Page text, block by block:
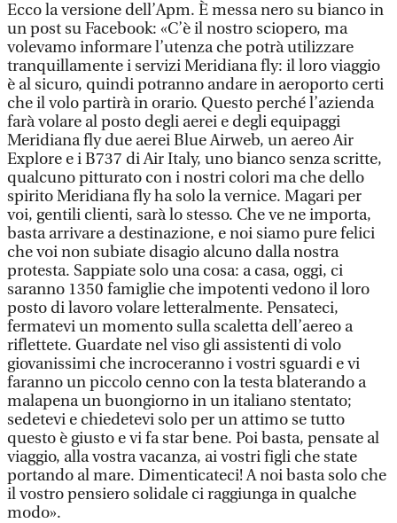
Ecco la versione dell’Apm. È messa nero su bianco in
un post su Facebook: «C’è il nostro sciopero, ma
volevamo informare l’utenza che potrà utilizzare
tranquillamente i servizi Meridiana fly: il loro viaggio
è al sicuro, quindi potranno andare in aeroporto certi
che il volo partirà in orario. Questo perché l’azienda
farà volare al posto degli aerei e degli equipaggi
Meridiana fly due aerei Blue Airweb, un aereo Air
Explore e i B737 di Air Italy, uno bianco senza scritte,
qualcuno pitturato con i nostri colori ma che dello
spirito Meridiana fly ha solo la vernice. Magari per
voi, gentili clienti, sarà lo stesso. Che ve ne importa,
basta arrivare a destinazione, e noi siamo pure felici
che voi non subiate disagio alcuno dalla nostra
protesta. Sappiate solo una cosa: a casa, oggi, ci
saranno 1350 famiglie che impotenti vedono il loro
posto di lavoro volare letteralmente. Pensateci,
fermatevi un momento sulla scaletta dell’aereo a
riflettete. Guardate nel viso gli assistenti di volo
giovanissimi che incroceranno i vostri sguardi e vi
faranno un piccolo cenno con la testa blaterando a
malapena un buongiorno in un italiano stentato;
sedetevi e chiedetevi solo per un attimo se tutto
questo è giusto e vi fa star bene. Poi basta, pensate al
viaggio, alla vostra vacanza, ai vostri figli che state
portando al mare. Dimenticateci! A noi basta solo che
il vostro pensiero solidale ci raggiunga in qualche
modo».